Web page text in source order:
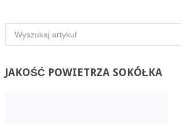
JAKOŚĆPOWIETRZA SOKÓŁKA